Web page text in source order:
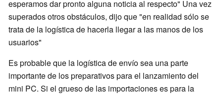
esperamos dar pronto alguna noticia al respecto" Una vez
superados otros obstáculos, dijo que "en realidad sólo se
trata de la logística de hacerla llegar a las manos de los
usuarios"
Es probable que la logística de envío sea una parte
importante de los preparativos para el lanzamiento del
mini PC. Si el grueso de las importaciones es para la